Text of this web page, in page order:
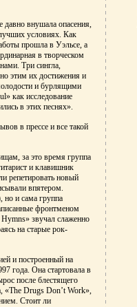
давно внушала опасения,
условиях. Как
прошла в Уэльсе, а
в творческом
Три сингла,
этим их достижения и
и бурлящими
как исследование
в этих песнях».
в прессе и все такой
за это время группа
и клавишник
репетировать новый
впятером.
но и сама группа
фронтменом
звучал слаженно
на старые рок-
и построенный на
года. Она стартовала в
после блестящего
«The Drugs Don’t Work»,
Стоит ли